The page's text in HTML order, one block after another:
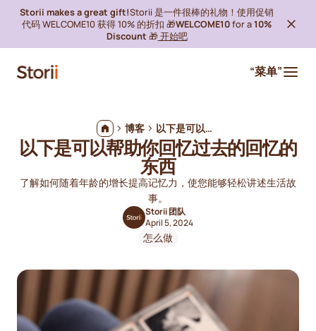
Storii makes a great gift!Storii 是一件很棒的礼物！使用促销
代码 WELCOME10 获得 10% 的折扣 🎁WELCOME10for a10%
Discount 🎁 开始吧
“菜单”
博客 以下是可以帮助你回忆过去的回忆的东西
以下是可以帮助你回忆过去的回忆的
东西
了解如何随着年龄的增长提高记忆力，使您能够轻松讲述生活故
事。
Storii 团队
April 5, 2024
怎么做